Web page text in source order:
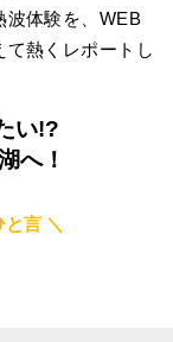
体験を、WEB
熱くレポートし
い!?
へ！
言 ＼